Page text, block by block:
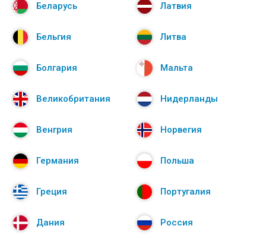
Беларусь
Бельгия
Болгария
Великобритания
Венгрия
Германия
Греция
Дания
Латвия
Литва
Мальта
Нидерланды
Норвегия
Польша
Португалия
Россия